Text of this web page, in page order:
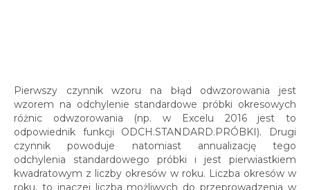
Pierwszy czynnik wzoru na błąd odwzorowania jest
wzorem na odchylenie standardowe próbki okresowych
różnic odwzorowania (np. w Excelu 2016 jest to
odpowiednik funkcji ODCH.STANDARD.PRÓBKI). Drugi
czynnik powoduje natomiast annualizację tego
odchylenia standardowego próbki i jest pierwiastkiem
kwadratowym z liczby okresów w roku. Liczba okresów w
roku, to inaczej liczba możliwych do przeprowadzenia w